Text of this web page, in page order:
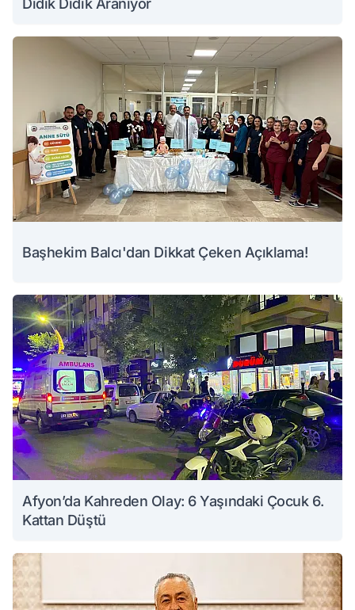
Didik Didik Aranıyor
Başhekim Balcı'dan Dikkat Çeken Açıklama!
Afyon’da Kahreden Olay: 6 Yaşındaki Çocuk 6.
Kattan Düştü